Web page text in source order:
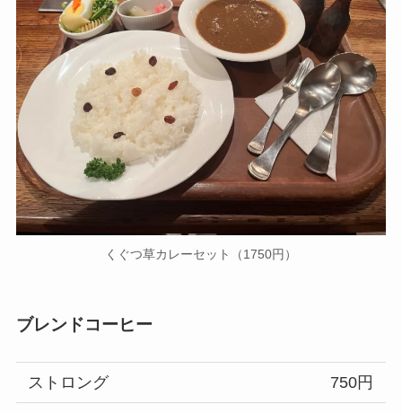
くぐつ草カレーセット（1750円）
ブレンドコーヒー
ストロング 750円